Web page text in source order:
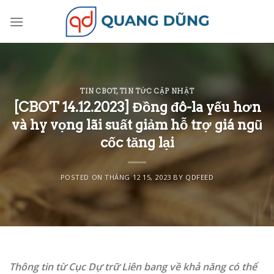
TIN CBOT, TIN TỨC CẬP NHẬT
[CBOT 14.12.2023] Đồng đô-la yếu hơn
và hy vọng lãi suất giảm hỗ trợ giá ngũ
cốc tăng lại
POSTED ONTHÁNG 12 15, 2023 BY QDFEED
Thông tin từ Cục Dự trữ Liên bang về khả năng có thể